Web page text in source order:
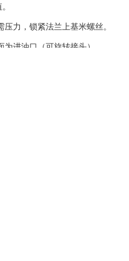
力，锁紧法兰上基米螺丝。
进油口（可旋转接头）